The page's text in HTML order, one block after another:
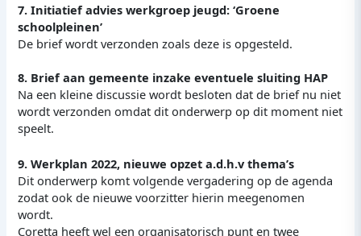
7. Initiatief advies werkgroep jeugd: ‘Groene
schoolpleinen’
De brief wordt verzonden zoals deze is opgesteld.
8. Brief aan gemeente inzake eventuele sluiting HAP
Na een kleine discussie wordt besloten dat de brief nu niet
wordt verzonden omdat dit onderwerp op dit moment niet
speelt.
9. Werkplan 2022, nieuwe opzet a.d.h.v thema’s
Dit onderwerp komt volgende vergadering op de agenda
zodat ook de nieuwe voorzitter hierin meegenomen
wordt.
Coretta heeft wel een organisatorisch punt en twee